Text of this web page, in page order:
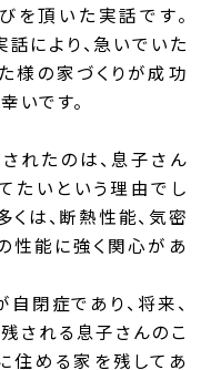
を頂いた実話です。
話により、急いでいた
様の家づくりが成功
いです。
れたのは、息子さん
たいという理由でし
は、断熱性能、気密
性能に強く関心があ
閉症であり、将来、
される息子さんのこ
住める家を残してあ